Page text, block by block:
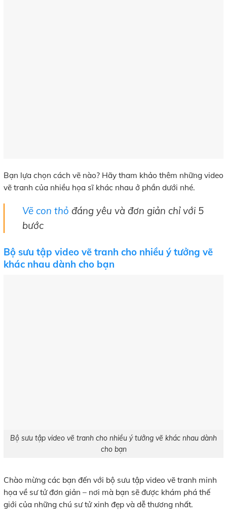
Bạn lựa chọn cách vẽ nào? Hãy tham khảo thêm những video
vẽ tranh của nhiều họa sĩ khác nhau ở phần dưới nhé.
Vẽ con thỏ đáng yêu và đơn giản chỉ với 5
bước
Bộ sưu tập video vẽ tranh cho nhiều ý tưởng vẽ
khác nhau dành cho bạn
Bộ sưu tập video vẽ tranh cho nhiều ý tưởng vẽ khác nhau dành
cho bạn
Chào mừng các bạn đến với bộ sưu tập video vẽ tranh minh
họa về sư tử đơn giản – nơi mà bạn sẽ được khám phá thế
giới của những chú sư tử xinh đẹp và dễ thương nhất.